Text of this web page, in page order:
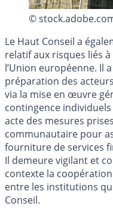
©
Le Haut Conseil a
relatif aux risques liés
l’Union européenne. Il
préparation des acteurs
via la mise en œuvre
contingence
acte des mesures
communautaire pour
fourniture de services
Il demeure vigilant et
contexte la
entre les institutions
Conseil.